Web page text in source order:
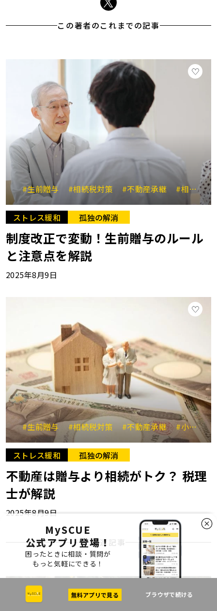
この著者のこれまでの記事
#生前贈与 #相続税対策 #不動産承継 #相続と贈与の比較
ストレス緩和 孤独の解消
制度改正で変動！生前贈与のルール
と注意点を解説
2025年8月9日
#生前贈与 #相続税対策 #不動産承継 #小規模宅地等の特例
ストレス緩和 孤独の解消
不動産は贈与より相続がトク？ 税理
士が解説
2025年8月9日
関連記事
MySCUE
公式アプリ登場！
困ったときに相談・質問が
もっと気軽にできる！
無料アプリで見る ブラウザで続ける